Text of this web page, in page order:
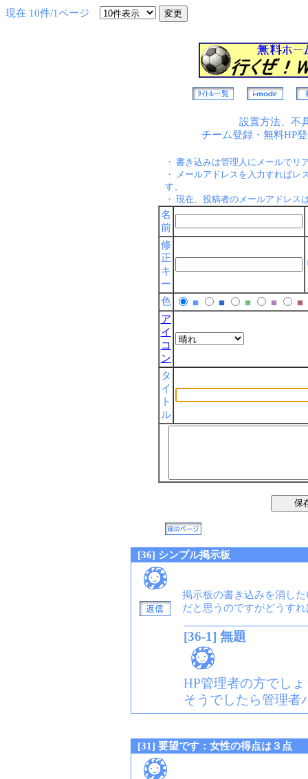
現在 10件/1ページ
設置方法、不
チーム登録・無料HP
・ 書き込みは管理人にメールでリ
・ メールアドレスを入力すれば
す。
・ 現在、投稿者のメールアドレ
名
前
修
正
キ
ー
色 ■ ■ ■ ■
■
ア
イ
コ
ン
タ
イ
ト
ル
[36] シンプル掲示板
掲示板の書き込みを消し
だと思うのですがどうす
[36-1] 無題
HP管理者の方でし
そうでしたら管理者
[31] 要望です：女性の得点は３点